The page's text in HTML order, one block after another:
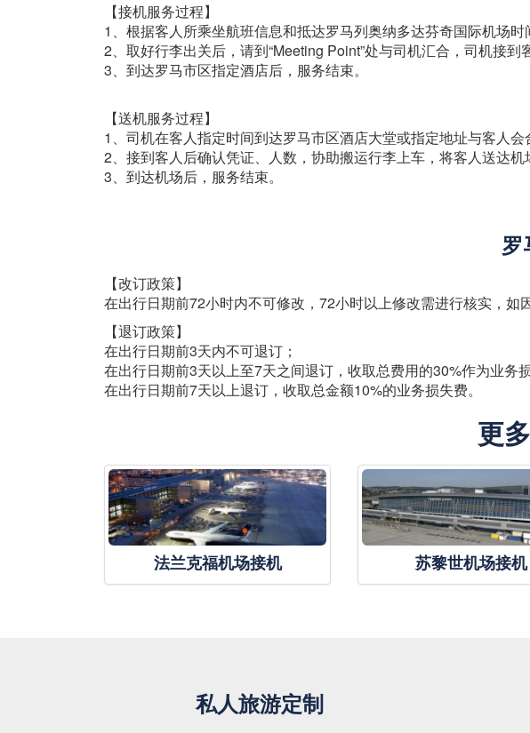
【接机服务过程】
1、根据客人所乘坐航班信息和抵达罗马列奥纳多达芬奇国际机场
2、取好行李出关后，请到“Meeting Point”处与司机汇合，司机接
3、到达罗马市区指定酒店后，服务结束。
【送机服务过程】
1、司机在客人指定时间到达罗马市区酒店大堂或指定地址与客人会
2、接到客人后确认凭证、人数，协助搬运行李上车，将客人送达机
3、到达机场后，服务结束。
罗
【改订政策】
在出行日期前72小时内不可修改，72小时以上修改需进行核实，如
【退订政策】
在出行日期前3天内不可退订；
在出行日期前3天以上至7天之间退订，收取总费用的30%作为业务
在出行日期前7天以上退订，收取总金额10%的业务损失费。
更
法兰克福机场接机 苏黎世机场接机
私人旅游定制